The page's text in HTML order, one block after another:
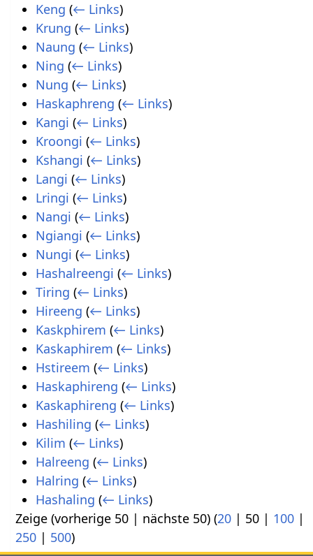
Keng (← Links)
Krung (← Links)
Naung (← Links)
Ning (← Links)
Nung (← Links)
Haskaphreng (← Links)
Kangi (← Links)
Kroongi (← Links)
Kshangi (← Links)
Langi (← Links)
Lringi (← Links)
Nangi (← Links)
Ngiangi (← Links)
Nungi (← Links)
Hashalreengi (← Links)
Tiring (← Links)
Hireeng (← Links)
Kaskphirem (← Links)
Kaskaphirem (← Links)
Hstireem (← Links)
Haskaphireng (← Links)
Kaskaphireng (← Links)
Hashiling (← Links)
Kilim (← Links)
Halreeng (← Links)
Halring (← Links)
Hashaling (← Links)
Zeige (vorherige 50 | nächste 50) (20 | 50 | 100 |
250 | 500)